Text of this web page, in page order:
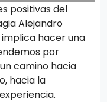
positivas del
Alejandro
hacer una
por
camino hacia
hacia la